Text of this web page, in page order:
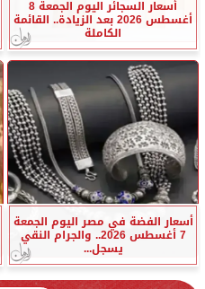
أسعار السجائر اليوم الجمعة 8
أغسطس 2026 بعد الزيادة.. القائمة
الكاملة
أسعار الفضة في مصر اليوم الجمعة
7 أغسطس 2026.. والجرام النقي
يسجل...